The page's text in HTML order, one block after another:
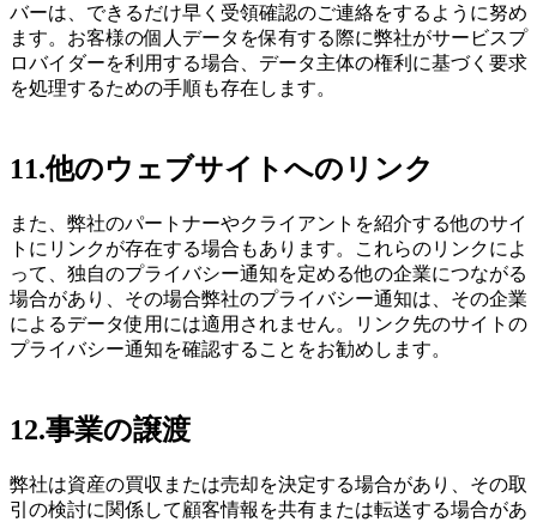
バーは、できるだけ早く受領確認のご連絡をするように努め
ます。お客様の個人データを保有する際に弊社がサービスプ
ロバイダーを利用する場合、データ主体の権利に基づく要求
を処理するための手順も存在します。
11.他のウェブサイトへのリンク
また、弊社のパートナーやクライアントを紹介する他のサイ
トにリンクが存在する場合もあります。これらのリンクによ
って、独自のプライバシー通知を定める他の企業につながる
場合があり、その場合弊社のプライバシー通知は、その企業
によるデータ使用には適用されません。リンク先のサイトの
プライバシー通知を確認することをお勧めします。
12.事業の譲渡
弊社は資産の買収または売却を決定する場合があり、その取
引の検討に関係して顧客情報を共有または転送する場合があ